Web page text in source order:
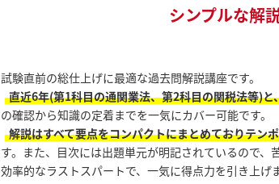
シンプルな解
試験直前の総仕上げに最適な過去問解説講座です。
直近6年(第1科目の通関業法、第2科目の関税法等)
の確認から知識の定着までを一気にカバー可能です。
解説はすべて要点をコンパクトにまとめておりテン
す。また、目次には出題単元が明記されているので、
効率的なラストスパートで、一気に得点力を引き上げ